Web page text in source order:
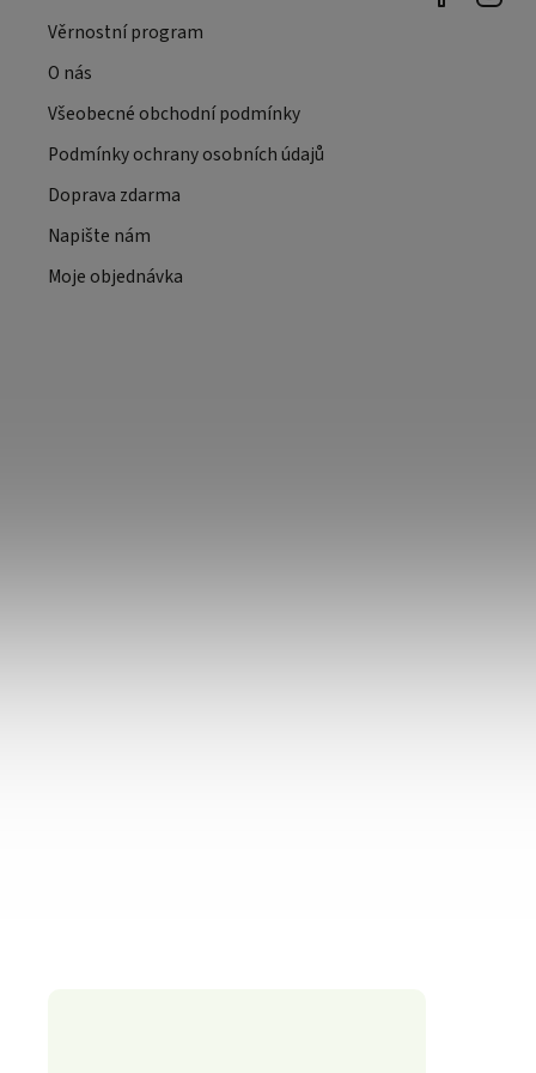
Věrnostní program
O nás
Všeobecné obchodní podmínky
Podmínky ochrany osobních údajů
Doprava zdarma
Napište nám
Moje objednávka